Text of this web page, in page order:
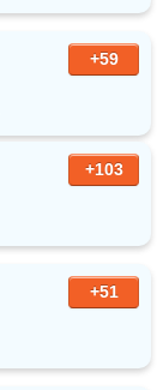
+59
+103
+51